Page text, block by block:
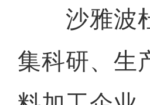
沙雅波杜
集科研、生